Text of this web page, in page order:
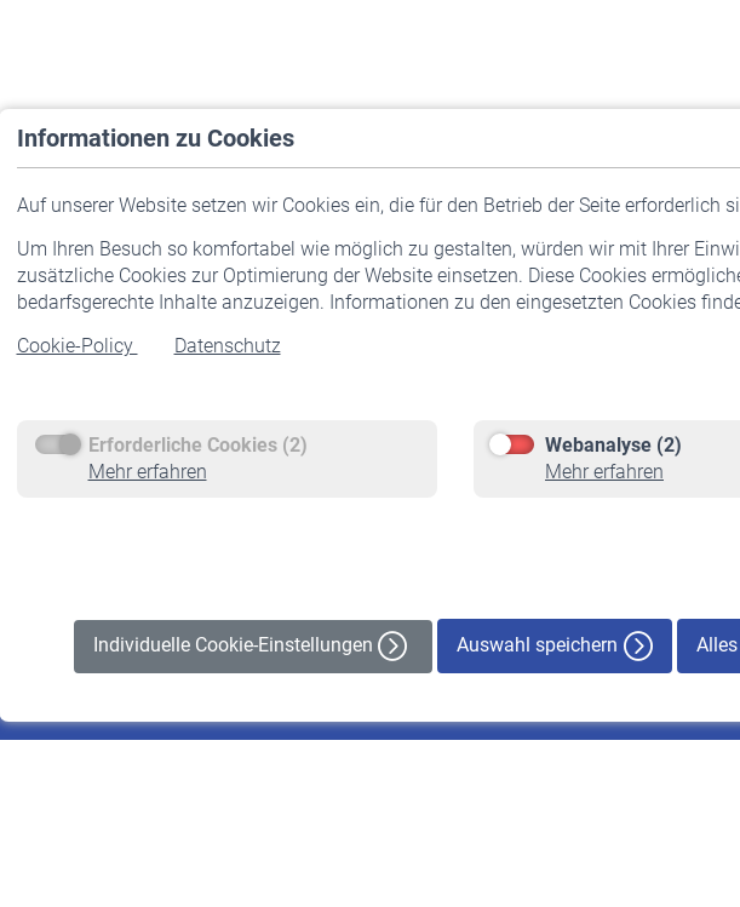
Informationen zu Cookies
Auf unserer Website setzen wir Cookies ein, die für den Betrieb der Seite erforderlich
Um Ihren Besuch so komfortabel wie möglich zu gestalten, würden wir mit Ihrer
zusätzliche Cookies zur Optimierung der Website einsetzen. Diese Cookies
bedarfsgerechte Inhalte anzuzeigen. Informationen zu den eingesetzten Cookies
Cookie-Policy
Datenschutz
Erforderliche Cookies (2)
Mehr erfahren
Webanalyse (2)
Mehr erfahren
Individuelle Cookie-Einstellungen Auswahl speichern
Versicherung
Staatliche Förderung
Rente beantragen
Rentenauszahlung